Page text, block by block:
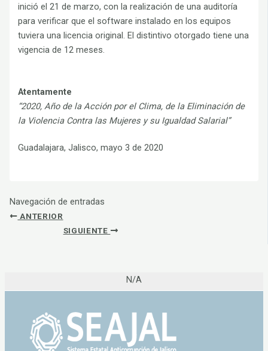
inició el 21 de marzo, con la realización de una auditoría
para verificar que el software instalado en los equipos
tuviera una licencia original. El distintivo otorgado tiene una
vigencia de 12 meses.
Atentamente
“2020, Año de la Acción por el Clima, de la ​Eliminación de
la Violencia Contra las Mujeres y su Igualdad Salarial”
Guadalajara, Jalisco, mayo 3 de 2020
Navegación de entradas
ANTERIOR
SIGUIENTE
N/A